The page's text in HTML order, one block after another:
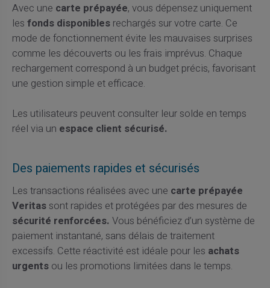
Avec une carte prépayée, vous dépensez uniquement
les fonds disponiblesrechargés sur votre carte. Ce
mode de fonctionnement évite les mauvaises surprises
comme les découverts ou les frais imprévus. Chaque
rechargement correspond à un budget précis, favorisant
une gestion simple et efficace.
Les utilisateurs peuvent consulter leur solde en temps
réel via un espace client sécurisé.
Des paiements rapides et sécurisés
Les transactions réalisées avec une carte prépayée
Veritassont rapides et protégées par des mesures de
sécurité renforcées. Vous bénéficiez d’un système de
paiement instantané, sans délais de traitement
excessifs. Cette réactivité est idéale pour les achats
urgentsou les promotions limitées dans le temps.